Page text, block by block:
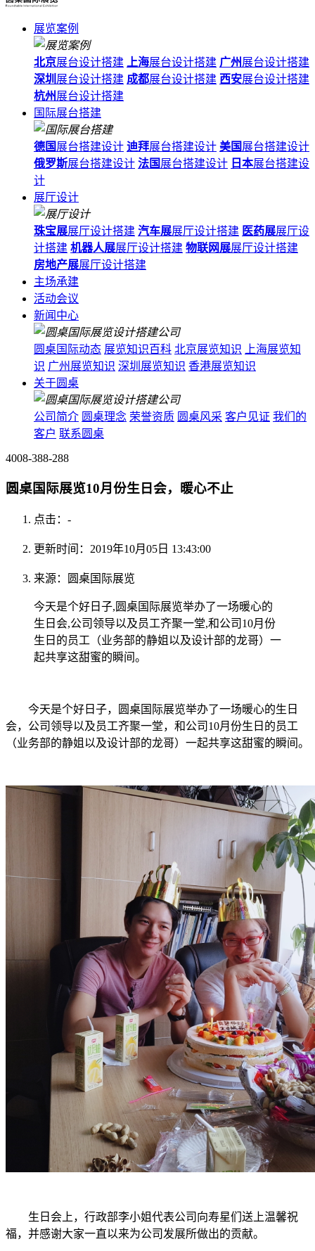
展览案例
北京展台设计搭建 上海展台设计搭建 广州展台设计搭建
深圳 展台设计搭建 成都展台设计搭建 西安展台设计搭建
杭州展台设计搭建
国际展台搭建
德国 展台搭建设计 迪拜展台搭建设计 美国 展台搭建设计
俄罗斯展台搭建设计 法国 展台搭建设计 日本展台搭建设
计
展厅设计
珠宝展展厅设计搭建 汽车展展厅设计搭建 医药展展厅设
计搭建 机器人展展厅设计搭建 物联网展展厅设计搭建
房地产展展厅设计搭建
主场承建
活动会议
新闻中心
圆桌国际动态 展览知识百科 北京展览知识
上海展览知
识 广州展览知识 深圳展览知识 香港展览知识
关于圆桌
公司简介 圆桌理念 荣誉资质 圆桌风采 客户见证 我们的
客户 联系圆桌
4008-388-288
圆桌国际展览10月份生日会，暖心不止
点击： -
更新时间：2019年10月05日 13:43:00
来源：圆桌国际展览
今天是个好日子,圆桌国际展览举办了一场暖心的
生日会,公司领导以及员工齐聚一堂,和公司10月份
生日的员工（业务部的静姐以及设计部的龙哥）一
起共享这甜蜜的瞬间。
今天是个好日子，圆桌国际展览举办了一场暖心的生日
会，公司领导以及员工齐聚一堂，和公司10月份生日的员工
（业务部的静姐以及设计部的龙哥）一起共享这甜蜜的瞬间。
生日会上，行政部李小姐代表公司向寿星们送上温馨祝
福，并感谢大家一直以来为公司发展所做出的贡献。